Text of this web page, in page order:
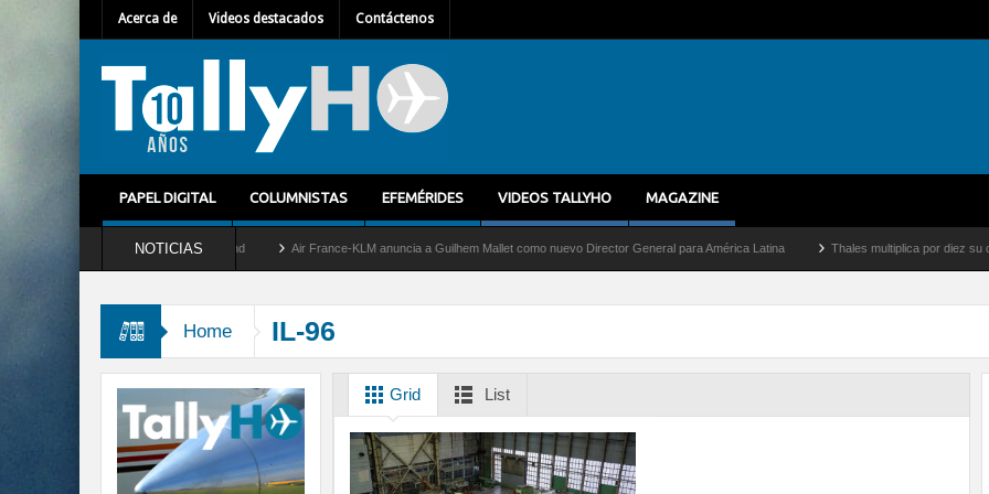
Acerca de Videos destacados Contáctenos
PAPEL DIGITAL COLUMNISTAS EFEMÉRIDES VIDEOS TALLYHO MAGAZINE
NOTICIAS
del servicio al C-2 Greyhound Air France-KLM anuncia a Guilhem Mallet como nuevo Director General para América Latina Thales multiplica por diez su
Home IL-96
Grid List